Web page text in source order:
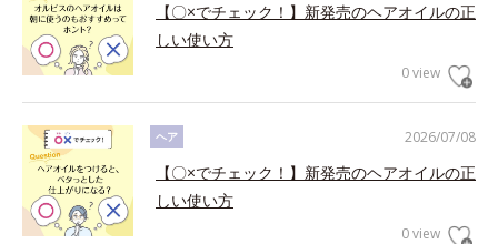
【〇×でチェック！】新発売のヘアオイルの正
しい使い方
0 view
2026/07/08
ヘア
【〇×でチェック！】新発売のヘアオイルの正
しい使い方
0 view